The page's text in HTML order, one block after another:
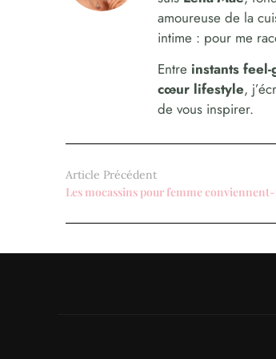
amoureuse de la
intime : pour me
Entre instants
cœur lifestyle,
de vous inspirer.
Article Précédent